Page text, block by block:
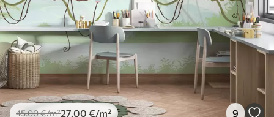
45.00€/m²27 .00 €/m² 9